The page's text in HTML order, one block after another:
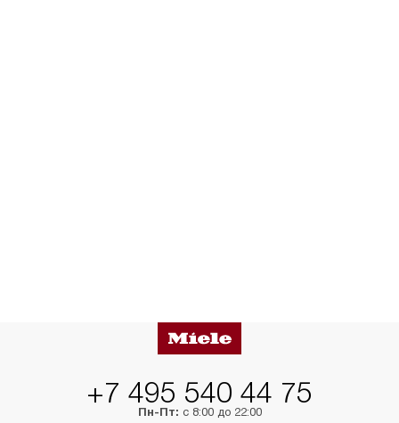
+7 495 540 44 75
Пн-Пт: с 8:00 до 22:00